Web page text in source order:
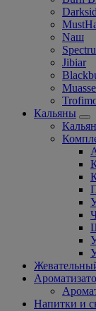
Nаш
Jibiar
Кальяны
Напитки и